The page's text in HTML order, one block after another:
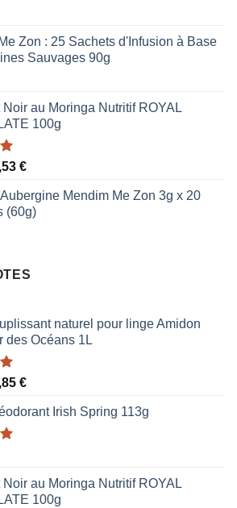
Zon : 25 Sachets d'Infusion à Base
Sauvages 90g
au Moringa Nutritif ROYAL
100g
:
€Le
actuel
est :
Mendim Me Zon 3g x 20
(60g)
naturel pour linge Amidon
des Océans 1L
:
€Le
actuelIrish Spring 113g
au Moringa Nutritif ROYAL
100g